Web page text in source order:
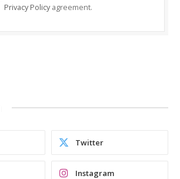
Privacy Policy agreement.
Twitter
Instagram